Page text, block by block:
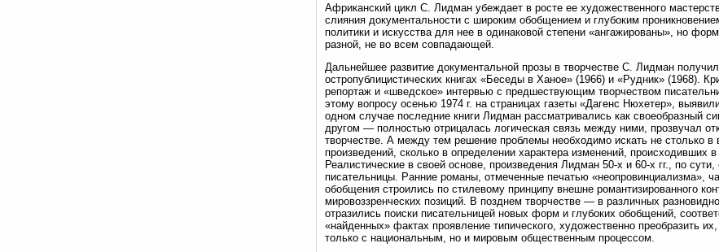
Африканский цикл С. Лидман убеждает в росте ее художественного
слияния документальности с широким обобщением и глубоким
политики и искусства для нее в одинаковой степени «ангажированы», но
разной, не во всем совпадающей.
Дальнейшее развитие документальной прозы в творчестве С. Лидман
остропублицистических книгах «Беседы в Ханое» (1966) и «Рудник» (1968).
репортаж и «шведское» интервью с предшествующим творчеством
этому вопросу осенью 1974 г. на страницах газеты «Дагенс Нюхетер»,
одном случае последние книги Лидман рассматривались как своеобразный
другом — полностью отрицалась логическая связь между ними, прозвучал
творчестве. А между тем решение проблемы необходимо искать не столько в
произведений, сколько в определении характера изменений, происходивших
Реалистические в своей основе, произведения Лидман 50-х и 60-х гг., по
писательницы. Ранние романы, отмеченные печатью «неопровинциализма»,
обобщения строились по стилевому принципу внешне романтизированного
мировоззренческих позиций. В позднем творчестве — в различных
отразились поиски писательницей новых форм и глубоких обобщений,
«найденных» фактах проявление типического, художественно преобразить
только с национальным, но и мировым общественным процессом.